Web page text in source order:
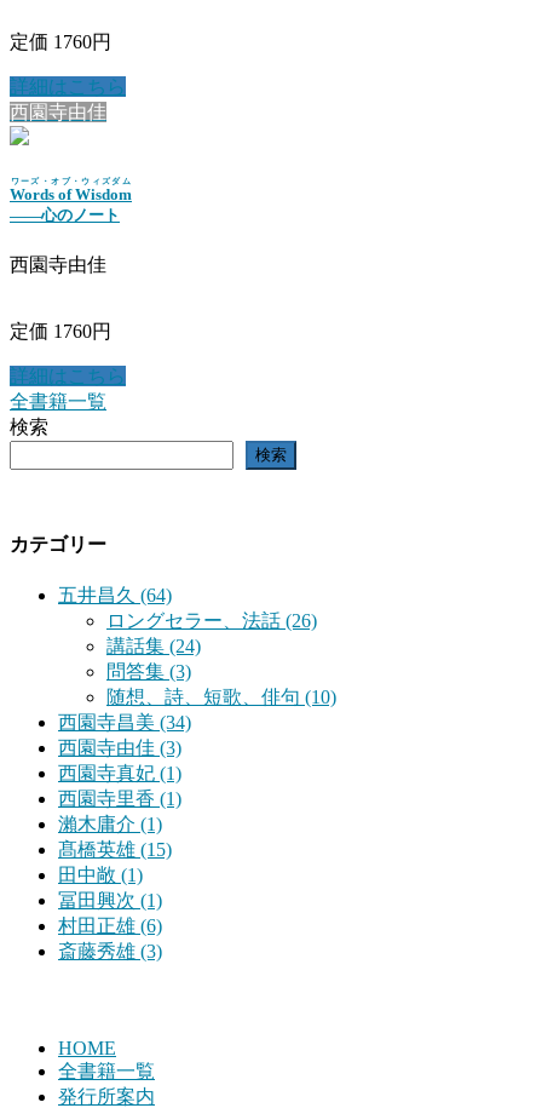
定価 1760円
詳細はこちら
西園寺由佳
Words of Wisdom
ワーズ・オブ・ウィズダム
――心のノート
西園寺由佳
定価 1760円
詳細はこちら
全書籍一覧
検索
検索
カテゴリー
五井昌久 (64)
ロングセラー、法話 (26)
講話集 (24)
問答集 (3)
随想、詩、短歌、俳句 (10)
西園寺昌美 (34)
西園寺由佳 (3)
西園寺真妃 (1)
西園寺里香 (1)
瀨木庸介 (1)
髙橋英雄 (15)
田中敞 (1)
冨田興次 (1)
村田正雄 (6)
斎藤秀雄 (3)
HOME
全書籍一覧
発行所案内